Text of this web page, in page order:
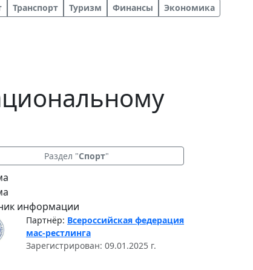
Транспорт Туризм Финансы
Экономика
Раздел "Спорт"
информации
Партнёр: Всероссийская федерация
мас-рестлинга
Зарегистрирован: 09.01.2025 г.